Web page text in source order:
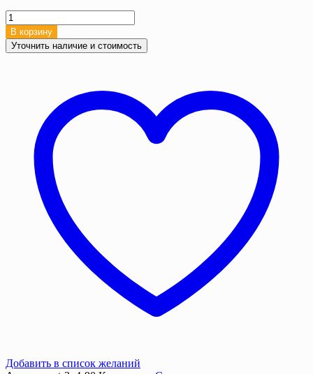
Количество
товара
Тент
тарпаулин
люверсами
В корзину
Уточнить наличие и стоимость
Добавить в список желаний